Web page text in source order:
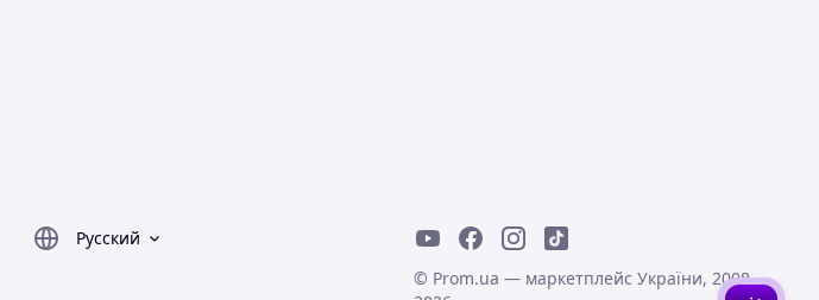
Русский
© Prom.ua — маркетплейс України, 2008-